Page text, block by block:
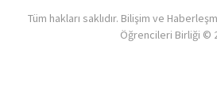
Tüm hakları saklıdır. Bilişim ve
Öğrencileri Birliği ©